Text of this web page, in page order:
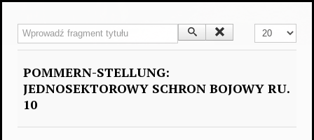
Wprowadź fragment tytułu Pokaż #
POMMERN-STELLUNG:
JEDNOSEKTOROWY SCHRON BOJOWY RU.
10